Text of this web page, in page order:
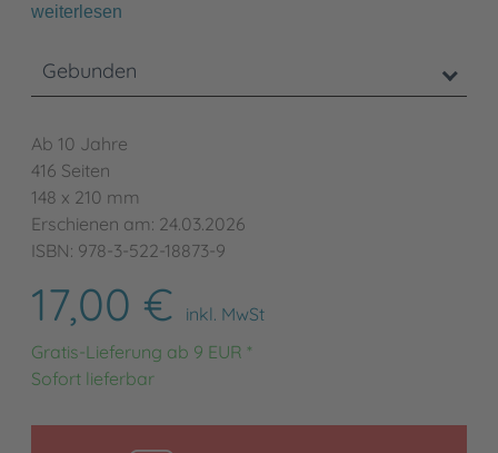
weiterlesen
Gebunden
Ab 10 Jahre
416 Seiten
148 x 210 mm
Erschienen am: 24.03.2026
ISBN: 978-3-522-18873-9
17,00 €
inkl. MwSt
Gratis-Lieferung ab 9 EUR *
Sofort lieferbar